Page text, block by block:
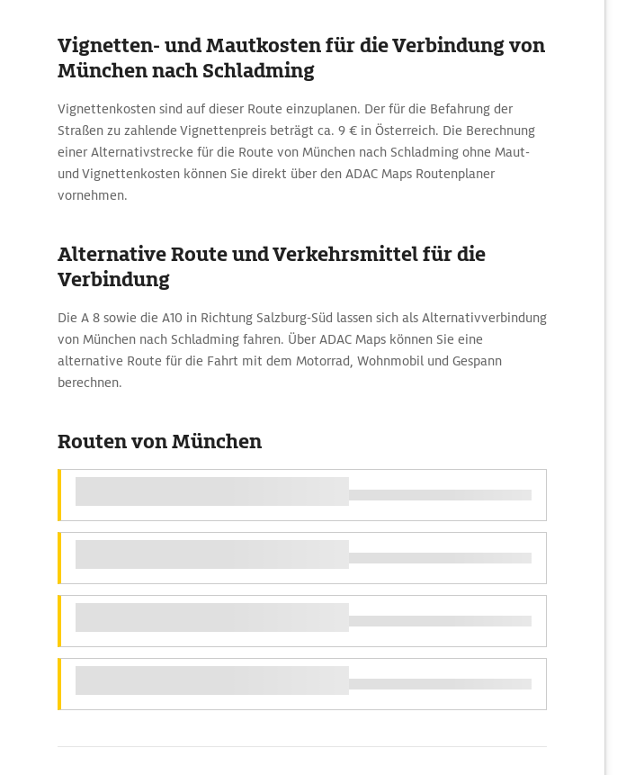
Vignetten- und Mautkosten für die Verbindung von
München nach Schladming
Vignettenkosten sind auf dieser Route einzuplanen. Der für die Befahrung der
Straßen zu zahlende Vignettenpreis beträgt ca. 9 € in Österreich. Die Berechnung
einer Alternativstrecke für die Route von München nach Schladming ohne Maut-
und Vignettenkosten können Sie direkt über den ADAC Maps Routenplaner
vornehmen.
Alternative Route und Verkehrsmittel für die
Verbindung
Die A 8 sowie die A10 in Richtung Salzburg-Süd lassen sich als Alternativverbindung
von München nach Schladming fahren. Über ADAC Maps können Sie eine
alternative Route für die Fahrt mit dem Motorrad, Wohnmobil und Gespann
berechnen.
Routen von München